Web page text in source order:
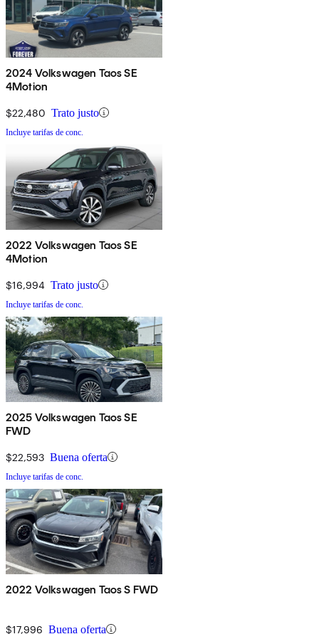
2024 Volkswagen Taos SE
4Motion
$22,480 Trato justo
Incluye tarifas de conc.
2022 Volkswagen Taos SE
4Motion
$16,994 Trato justo
Incluye tarifas de conc.
2025 Volkswagen Taos SE
FWD
$22,593 Buena oferta
Incluye tarifas de conc.
2022 Volkswagen Taos S FWD
$17,996 Buena oferta